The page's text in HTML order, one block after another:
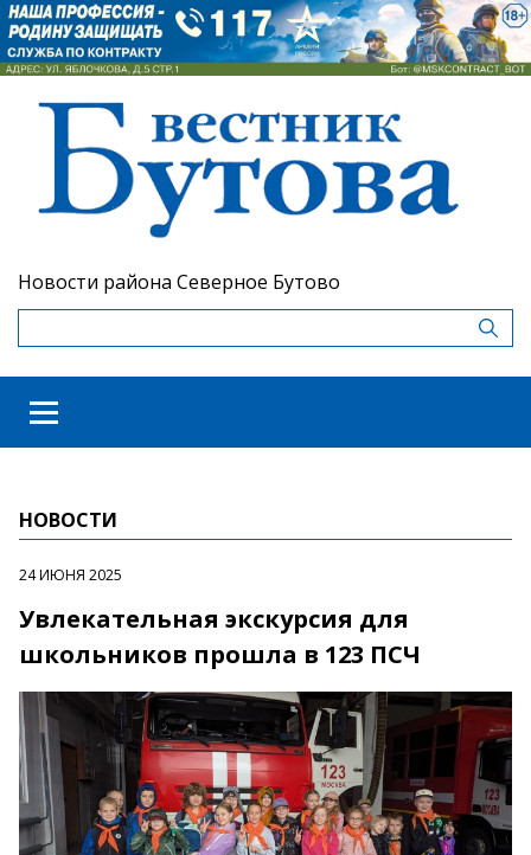
Новости района Северное Бутово
НОВОСТИ
24 ИЮНЯ 2025
Увлекательная экскурсия для
школьников прошла в 123 ПСЧ